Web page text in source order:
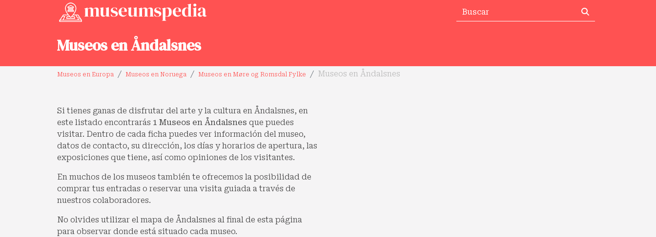
Museos en Åndalsnes
Museos en Europa Museos en Noruega Museos en Møre og Romsdal Fylke Museos en Åndalsnes
Si tienes ganas de disfrutar del arte y la cultura en Åndalsnes, en
este listado encontrarás 1 Museos en Åndalsnes que puedes
visitar. Dentro de cada ficha puedes ver información del museo,
datos de contacto, su dirección, los días y horarios de apertura, las
exposiciones que tiene, así como opiniones de los visitantes.
En muchos de los museos también te ofrecemos la posibilidad de
comprar tus entradas o reservar una visita guiada a través de
nuestros colaboradores.
No olvides utilizar el mapa de Åndalsnes al final de esta página
para observar donde está situado cada museo.